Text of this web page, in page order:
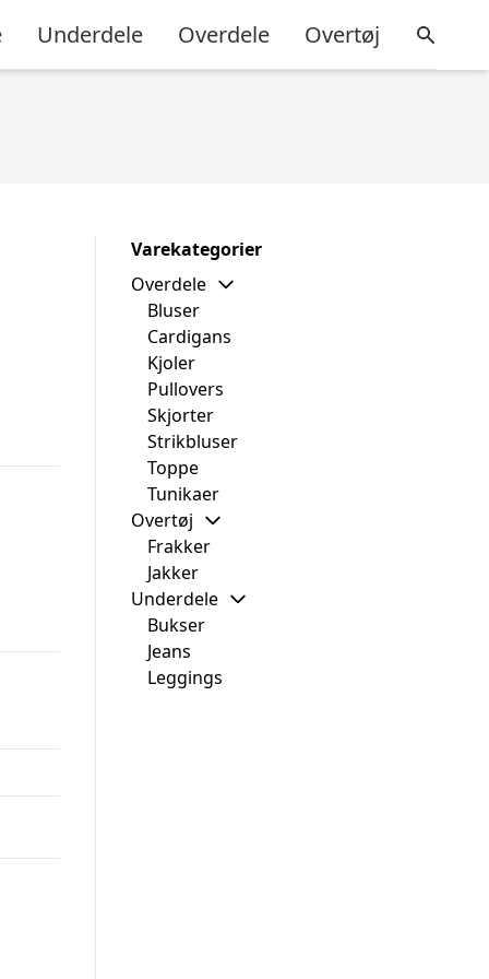
Underdele Overdele Overtøj
Varekategorier
Overdele
Bluser
Cardigans
Kjoler
Pullovers
Skjorter
Strikbluser
Toppe
Tunikaer
Overtøj
Frakker
Jakker
Underdele
Bukser
Jeans
Leggings